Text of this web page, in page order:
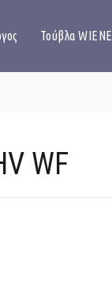
Τούβλα
WF